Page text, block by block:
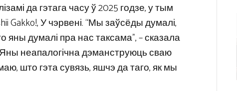
да гэтага часу ў 2025 годзе, у тым
Gakko!, У чэрвені. “Мы заўсёды думалі,
яны думалі пра нас таксама”, – сказала
неапалогічна дэманструюць сваю
што гэта сувязь, яшчэ да таго, як мы